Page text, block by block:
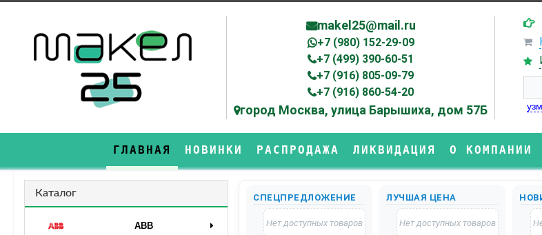
makel25@mail.ru
+7 (980) 152-29-09
+7 (499) 390-60-51
+7 (916) 805-09-79
+7 (916) 860-54-20
город Москва, улица Барышиха, дом 57Б узм
ГЛАВНАЯ НОВИНКИ РАСПРОДАЖА ЛИКВИДАЦИЯ О КОМПАНИИ
Каталог
ABB
СПЕЦПРЕДЛОЖЕНИЕ
Нет доступных товаров
ЛУЧШАЯ ЦЕНА
Нет доступных товаров